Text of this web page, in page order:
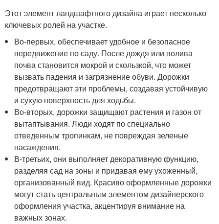
Этот элемент ландшафтного дизайна играет несколько
ключевых ролей на участке.
Во-первых, обеспечивает удобное и безопасное
передвижение по саду. После дождя или полива
почва становится мокрой и скользкой, что может
вызвать падения и загрязнение обуви. Дорожки
предотвращают эти проблемы, создавая устойчивую
и сухую поверхность для ходьбы.
Во-вторых, дорожки защищают растения и газон от
вытаптывания. Люди ходят по специально
отведенным тропинкам, не повреждая зеленые
насаждения.
В-третьих, они выполняет декоративную функцию,
разделяя сад на зоны и придавая ему ухоженный,
организованный вид. Красиво оформленные дорожки
могут стать центральным элементом дизайнерского
оформления участка, акцентируя внимание на
важных зонах.